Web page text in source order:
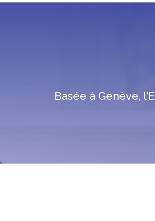
Basée à Genève,